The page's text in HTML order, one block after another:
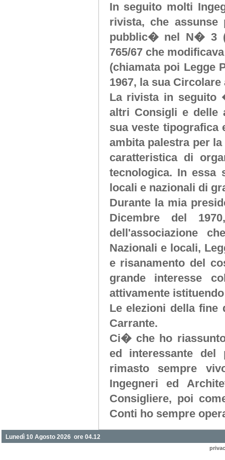
In seguito molti
rivista, che assunse
pubblic� nel N� 3
765/67 che
(chiamata poi Legge
1967, la sua
La rivista in seguito
altri Consigli e delle
sua veste
ambita palestra per
caratteristica di
tecnologica. In essa
locali e nazionali di
Durante la mia
Dicembre del
dell'associazione
Nazionali e locali,
e risanamento del
grande interesse
attivamente
Le elezioni della fine
Carrante.
Ci� che ho
ed interessante
rimasto sempre
Ingegneri ed
Consigliere, poi
Conti ho sempre
Lunedì 10 Agosto 2026 ore 04.12